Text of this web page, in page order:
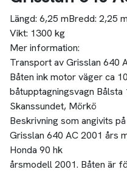
Längd: 6,25 mBredd: 2,25 m
Vikt: 1300 kg
Mer information:
Transport av Grisslan 640
Båten ink motor väger ca
båtupptagningsvagn
Skanssundet, Mörkö
Beskrivning som angivits
Grisslan 640 AC 2001 års
Honda 90 hk
årsmodell 2001. Båten är